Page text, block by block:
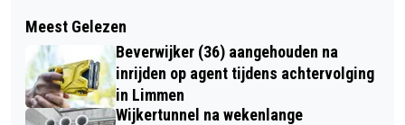
KOOS UIT WEST-GRAFTDIJK WINT
115.000 EURO BIJ TV-SHOW ‘DEAL OR
NO DEAL’
DE PASSIE VAN SANDER PRIGGE:
HANDGEMAAKTE STALEN BINNEN
MEUBELEN
Meest Gelezen
Beverwijker (36) aangehouden na
inrijden op agent tijdens achtervolging
in Limmen
Wijkertunnel na wekenlange